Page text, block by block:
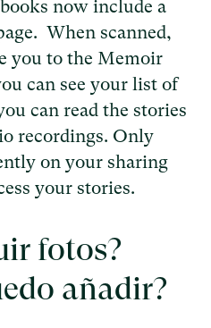
now include a
When scanned,
you to the Memoir
can see your list of
can read the stories
recordings. Only
on your sharing
your stories.
fotos?
añadir?